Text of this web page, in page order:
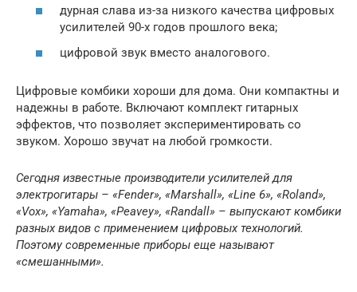
дурная слава из-за низкого качества цифровых
усилителей 90-х годов прошлого века;
цифровой звук вместо аналогового.
Цифровые комбики хороши для дома. Они компактны и
надежны в работе. Включают комплект гитарных
эффектов, что позволяет экспериментировать со
звуком. Хорошо звучат на любой громкости.
Сегодня известные производители усилителей для
электрогитары – «Fender», «Marshall», «Line 6», «Roland»,
«Vox», «Yamaha», «Peavey», «Randall» – выпускают комбики
разных видов с применением цифровых технологий.
Поэтому современные приборы еще называют
«смешанными».